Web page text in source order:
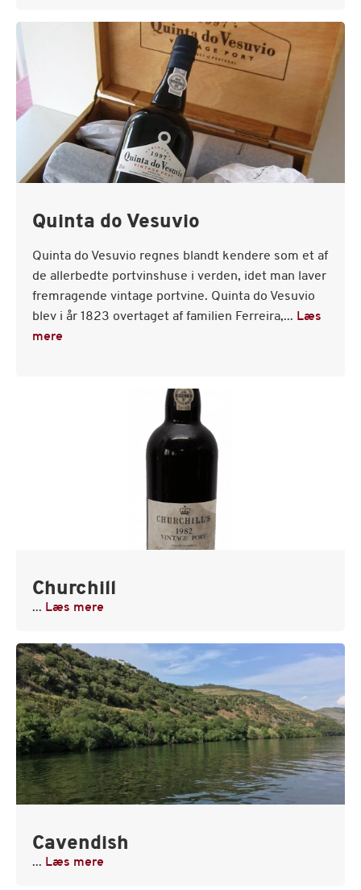
Quinta do Vesuvio
Quinta do Vesuvio regnes blandt kendere som et af
de allerbedte portvinshuse i verden, idet man laver
fremragende vintage portvine. Quinta do Vesuvio
blev i år 1823 overtaget af familien Ferreira,... Læs
mere
Churchill
... Læs mere
Cavendish
... Læs mere